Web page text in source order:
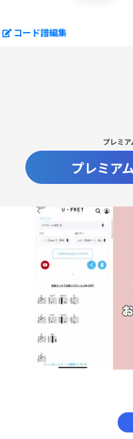
コード譜編集
プレミア
プレミア